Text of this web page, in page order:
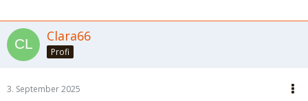
Clara66
Profi
3. September 2025